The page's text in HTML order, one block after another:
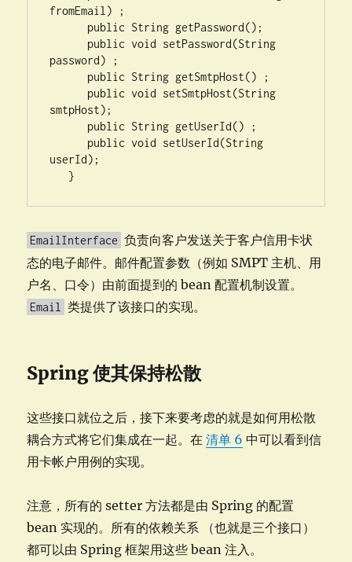
fromEmail) ;
password) ;
smtpHost);
userId);
   }
EmailInterface 负责向客户发送关于客户信用卡状
态的电子邮件。邮件配置参数（例如 SMPT 主机、用
户名、口令）由前面提到的 bean 配置机制设置。
Email 类提供了该接口的实现。
Spring 使其保持松散
这些接口就位之后，接下来要考虑的就是如何用松散
耦合方式将它们集成在一起。在清单 6 中可以看到信
用卡帐户用例的实现。
注意，所有的 setter 方法都是由 Spring 的配置
bean 实现的。所有的依赖关系 （也就是三个接口）
都可以由 Spring 框架用这些 bean 注入。